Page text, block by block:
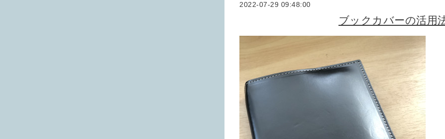
2022-07-29 09:48:00
ブックカバーの活用